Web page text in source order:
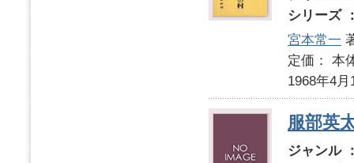
シリーズ
宮本常一
定価：
1968年4月
服部英
ジャンル